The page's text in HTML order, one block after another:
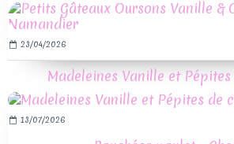
23/04/2026
Madeleines Vanille et
13/07/2026